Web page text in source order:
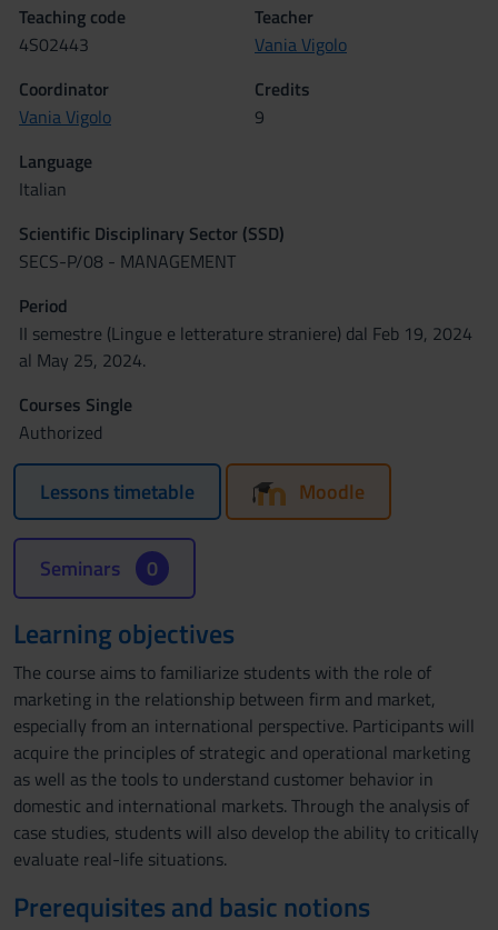
Teaching code
4S02443
Teacher
Vania Vigolo
Coordinator
Vania Vigolo
Credits
9
Language
Italian
Scientific Disciplinary Sector (SSD)
SECS-P/08 - MANAGEMENT
Period
II semestre (Lingue e letterature straniere) dal Feb 19, 2024
al May 25, 2024.
Courses Single
Authorized
Lessons timetable Moodle
Seminars 0
Learning objectives
The course aims to familiarize students with the role of
marketing in the relationship between firm and market,
especially from an international perspective. Participants will
acquire the principles of strategic and operational marketing
as well as the tools to understand customer behavior in
domestic and international markets. Through the analysis of
case studies, students will also develop the ability to critically
evaluate real-life situations.
Prerequisites and basic notions